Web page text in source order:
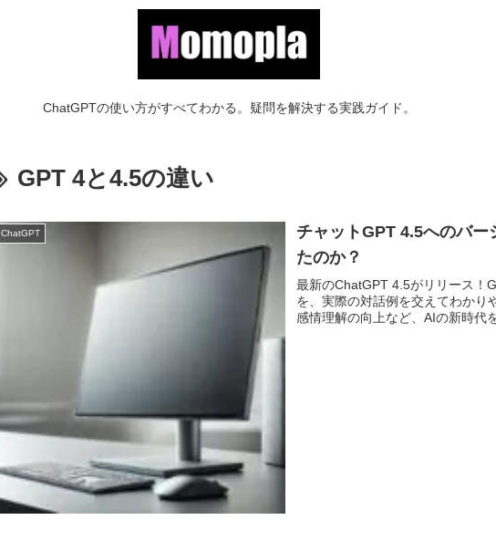
ChatGPTの使い方がすべてわかる。疑問を解決する実践ガイド。
GPT 4と4.5の違い
ChatGPT
チャットGPT 4.5へのバー
たのか？
最新のChatGPT 4.5がリリース！
を、実際の対話例を交えてわかり
感情理解の向上など、AIの新時代